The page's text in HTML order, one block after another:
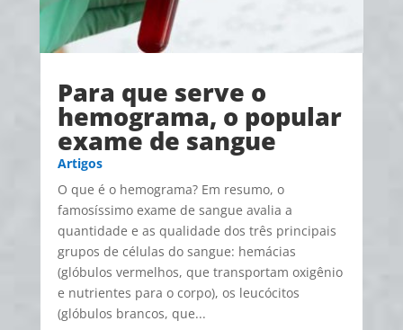
Para que serve o
hemograma, o popular
exame de sangue
Artigos
O que é o hemograma? Em resumo, o
famosíssimo exame de sangue avalia a
quantidade e as qualidade dos três principais
grupos de células do sangue: hemácias
(glóbulos vermelhos, que transportam oxigênio
e nutrientes para o corpo), os leucócitos
(glóbulos brancos, que...